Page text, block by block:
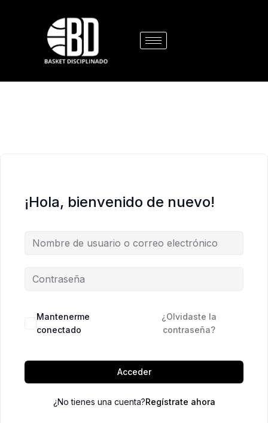
¡Hola, bienvenido de nuevo!
Mantenerme
conectado
¿Olvidaste la
contraseña?
Acceder
¿No tienes una cuenta?Regístrate ahora